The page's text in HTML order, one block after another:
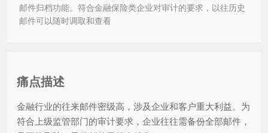
邮件归档功能。符合金融保险类企业对审计的要求，以往历史
邮件可以随时调取和查看
痛点描述
金融行业的往来邮件密级高，涉及企业和客户重大利益。为
符合上级监管部门的审计要求，企业往往需备份全部邮件，